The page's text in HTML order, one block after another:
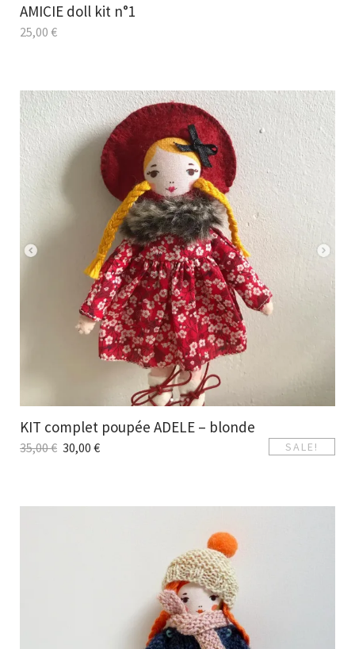
AMICIE doll kit n°1
25,00 €
SALE!
KIT complet poupée ADELE – blonde
35,00€ 30,00 €